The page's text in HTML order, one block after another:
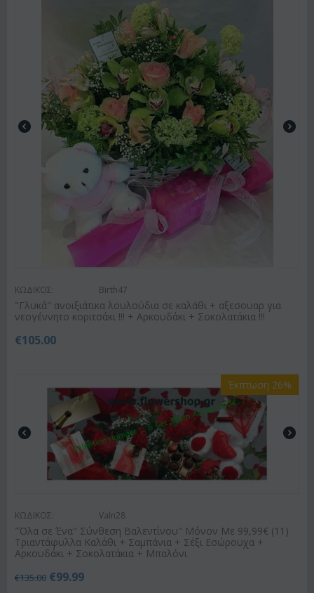
ΚΩΔΙΚΟΣ: Birth47
"Γλυκά" ανοιξιάτικα λουλούδια σε καλάθι + αξεσουαρ για
νεογέννητο κοριτσάκι !!! + Αρκουδάκι + Σοκολατάκια !!!
€105.00
Έκπτωση 26%
ΚΩΔΙΚΟΣ: Valn28
"Όλα σε Ένα" Σύνθεση Βαλεντίνου" Μόνον Με 99,99€ (11)
Τριαντάφυλλα Καλάθι + Σαμπάνια + Σέξι Εσώρουχα +
Αρκουδάκι + Σοκολατάκια + Μπαλόνι
€135.00 €99.99